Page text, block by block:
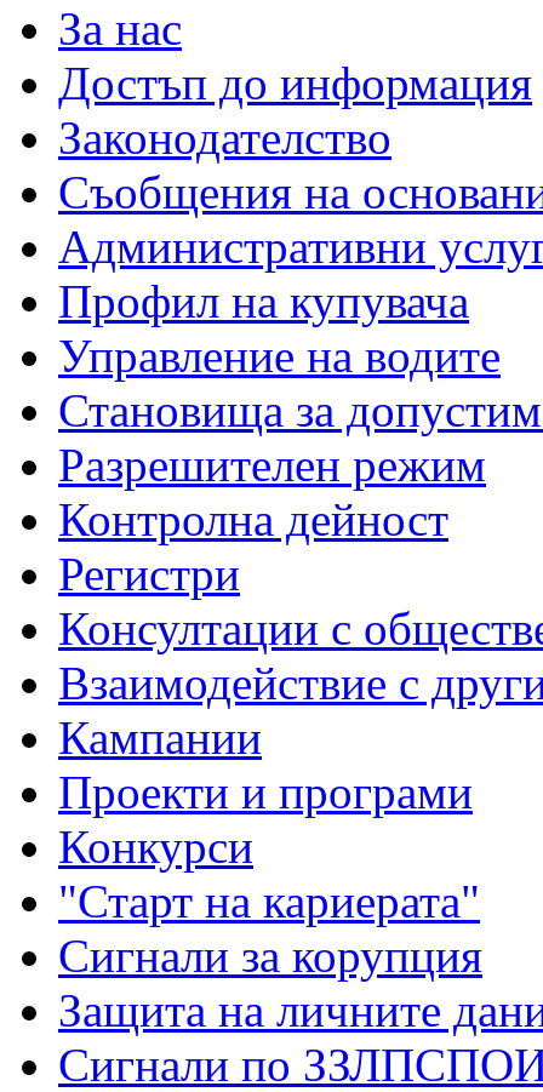
За нас
Достъп до информация
Законодателство
Съобщения на
Административни
Профил на купувача
Управление на водите
Становища за
Разрешителен режим
Контролна дейност
Регистри
Консултации с
Взаимодействие с
Кампании
Проекти и програми
Конкурси
"Старт на кариерата"
Сигнали за корупция
Защита на личните
Сигнали по